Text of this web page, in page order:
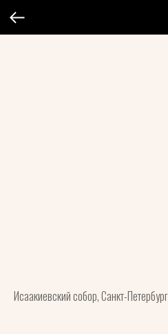
Исаакиевский собор, Санкт-Петербург